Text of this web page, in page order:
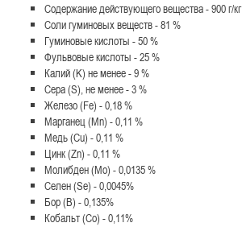
Содержание действующего вещества - 900 г/кг
Соли гуминовых веществ - 81 %
Гуминовые кислоты - 50 %
Фульвовые кислоты - 25 %
Калий (K) не менее - 9 %
Сера (S), не менее - 3 %
Железо (Fe) - 0,18 %
Марганец (Mn) - 0,11 %
Медь (Cu) - 0,11 %
Цинк (Zn) - 0,11 %
Молибден (Mo) - 0,0135 %
Селен (Se) - 0,0045%
Бор (B) - 0,135%
Кобальт (Co) - 0,11%